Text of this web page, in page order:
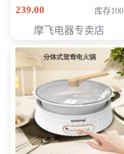
元
239.00 库存100
摩飞电器专卖店